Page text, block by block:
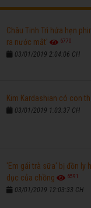
Châu Tinh Trì hứa hẹn
ra nước mắt'
6770
03/01/2019 2:04:06 CH
Kim Kardashian có con
03/01/2019 1:03:37 CH
'Em gái trà sữa' bị đồn ly
dục của chồng
6591
03/01/2019 12:03:33 CH